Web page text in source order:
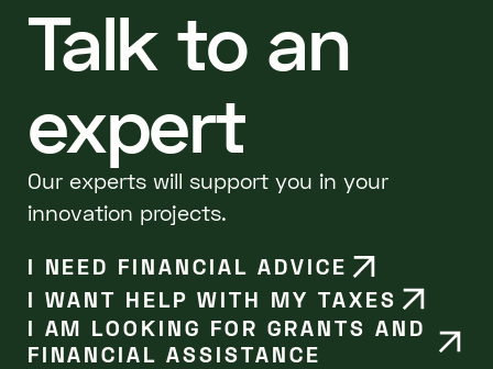
Talk to an
expert
Our experts will support you in your
innovation projects.
I NEED FINANCIAL ADVICE
I WANT HELP WITH MY TAXES
I AM LOOKING FOR GRANTS AND
FINANCIAL ASSISTANCE